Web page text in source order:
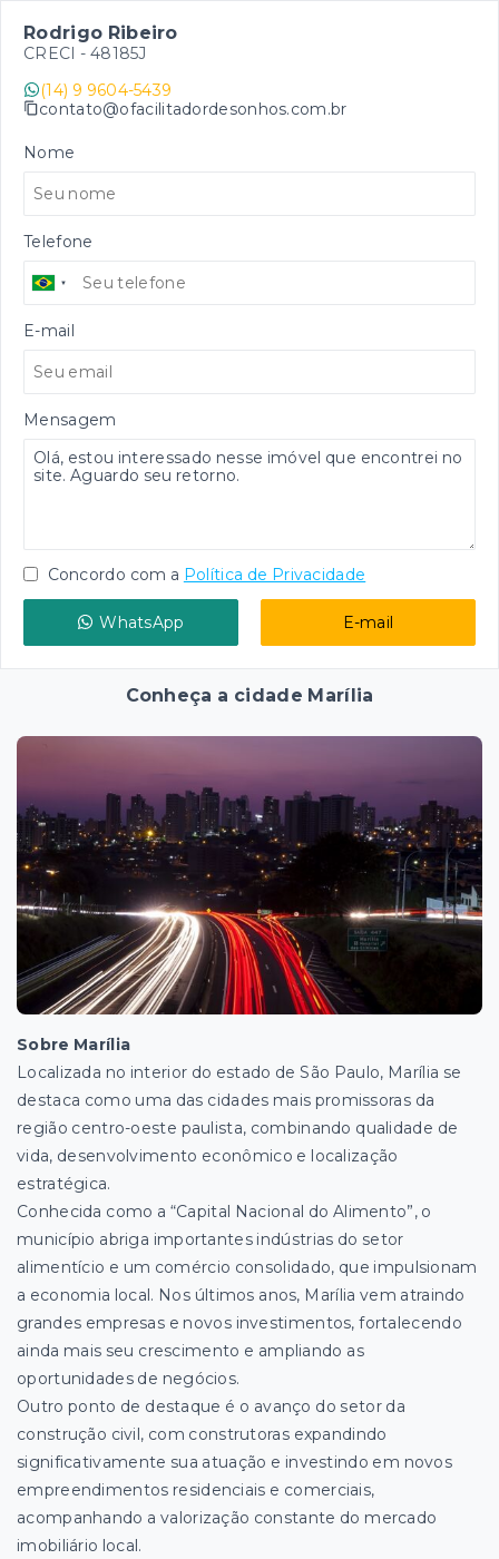
Rodrigo Ribeiro
CRECI - 48185J
(14) 9 9604-5439
contato@ofacilitadordesonhos.com.br
Nome
Telefone
E-mail
Mensagem
Concordo com a Política de Privacidade
WhatsApp E-mail
Conheça a cidade Marília
Sobre Marília
Localizada no interior do estado de São Paulo, Marília se
destaca como uma das cidades mais promissoras da
região centro-oeste paulista, combinando qualidade de
vida, desenvolvimento econômico e localização
estratégica.
Conhecida como a “Capital Nacional do Alimento”, o
município abriga importantes indústrias do setor
alimentício e um comércio consolidado, que impulsionam
a economia local. Nos últimos anos, Marília vem atraindo
grandes empresas e novos investimentos, fortalecendo
ainda mais seu crescimento e ampliando as
oportunidades de negócios.
Outro ponto de destaque é o avanço do setor da
construção civil, com construtoras expandindo
significativamente sua atuação e investindo em novos
empreendimentos residenciais e comerciais,
acompanhando a valorização constante do mercado
imobiliário local.